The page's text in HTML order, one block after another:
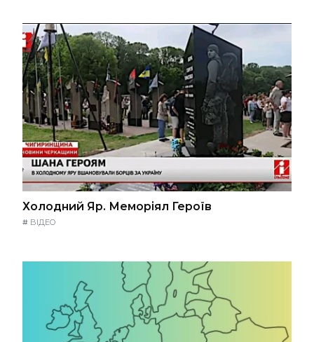
Холодний Яр. Меморіял Героїв
# ВІДЕО